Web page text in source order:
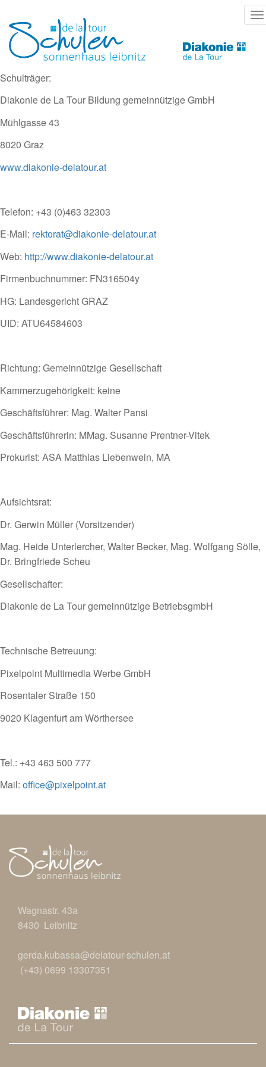
zum
Inhalt
Schulträger:
Diakonie de La Tour Bildung gemeinnützige GmbH
Mühlgasse 43
8020 Graz
www.diakonie-delatour.at
Telefon: +43 (0)463 32303
E-Mail: rektorat@diakonie-delatour.at
Web: http://www.diakonie-delatour.at
Firmenbuchnummer: FN316504y
HG: Landesgericht GRAZ
UID: ATU64584603
Richtung: Gemeinnützige Gesellschaft
Kammerzugehörigkeit: keine
Geschäftsführer: Mag. Walter Pansi
Geschäftsführerin: MMag. Susanne Prentner-Vitek
Prokurist: ASA Matthias Liebenwein, MA
Aufsichtsrat:
Dr. Gerwin Müller (Vorsitzender)
Mag. Heide Unterlercher, Walter Becker, Mag. Wolfgang Sölle,
Dr. Bringfriede Scheu
Gesellschafter:
Diakonie de La Tour gemeinnützige BetriebsgmbH
Technische Betreuung:
Pixelpoint Multimedia Werbe GmbH
Rosentaler Straße 150
9020 Klagenfurt am Wörthersee
Tel.: +43 463 500 777
Mail: office@pixelpoint.at
Wagnastr. 43a
8430 Leibnitz
gerda.kubassa@delatour-schulen.at
(+43) 0699 13307351